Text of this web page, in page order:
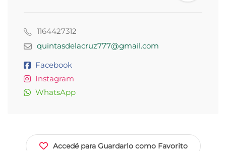
1164427312
quintasdelacruz777@gmail.com
Facebook
Instagram
WhatsApp
Accedé para Guardarlo como Favorito